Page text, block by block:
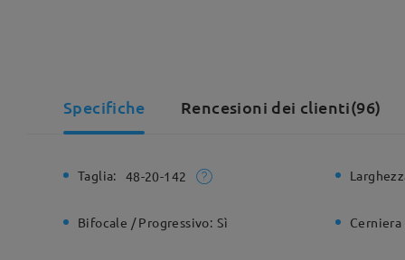
Specifiche Rencesioni dei clienti(96)
Taglia: 48-20-142
Bifocale / Progressivo: Sì Cerniera